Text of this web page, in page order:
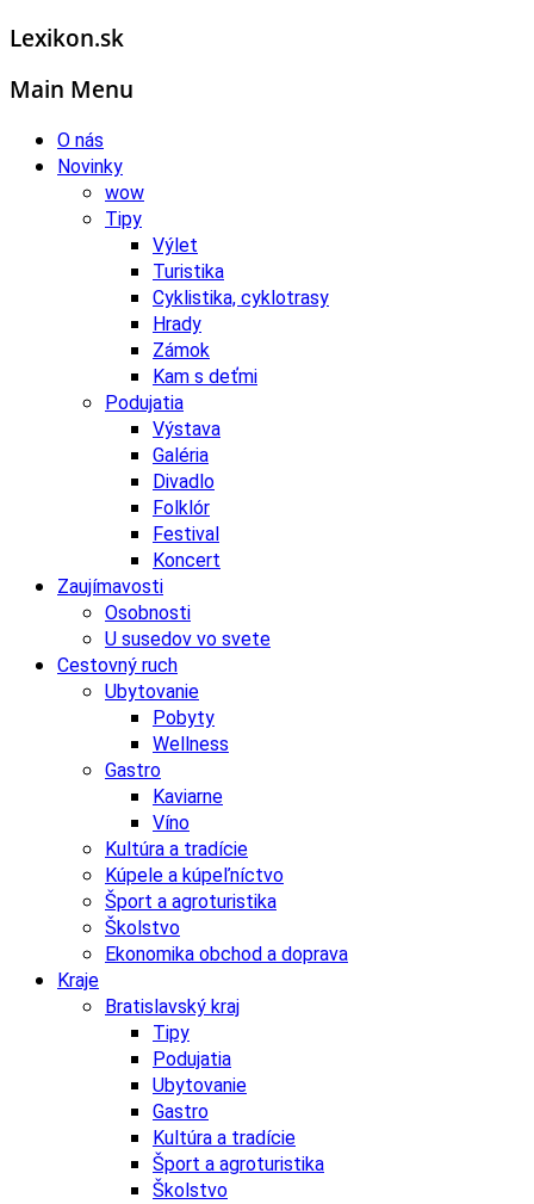
Lexikon.sk
Main Menu
O nás
Novinky
wow
Tipy
Výlet
Turistika
Cyklistika, cyklotrasy
Hrady
Zámok
Kam s deťmi
Podujatia
Výstava
Galéria
Divadlo
Folklór
Festival
Koncert
Zaujímavosti
Osobnosti
U susedov vo svete
Cestovný ruch
Ubytovanie
Pobyty
Wellness
Gastro
Kaviarne
Víno
Kultúra a tradície
Kúpele a kúpeľníctvo
Šport a agroturistika
Školstvo
Ekonomika obchod a doprava
Kraje
Bratislavský kraj
Tipy
Podujatia
Ubytovanie
Gastro
Kultúra a tradície
Šport a agroturistika
Školstvo